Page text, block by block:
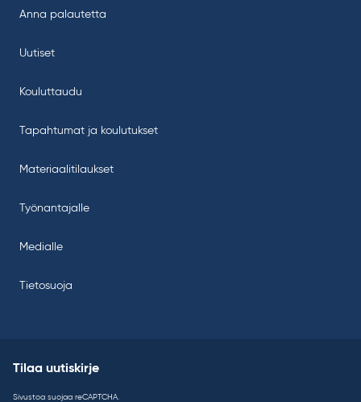
Anna palautetta
Uutiset
Kouluttaudu
Tapahtumat ja koulutukset
Materiaalitilaukset
Työnantajalle
Medialle
Tietosuoja
Tilaa uutiskirje
Sivustoa suojaa reCAPTCHA.